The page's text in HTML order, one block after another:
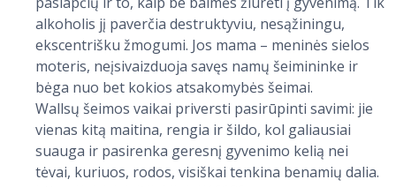
alkoholis jį paverčia destruktyviu, nesąžiningu,
ekscentrišku žmogumi. Jos mama – meninės sielos
moteris, neįsivaizduoja savęs namų šeimininke ir
bėga nuo bet kokios atsakomybės šeimai.
Wallsų šeimos vaikai priversti pasirūpinti savimi: jie
vienas kitą maitina, rengia ir šildo, kol galiausiai
suauga ir pasirenka geresnį gyvenimo kelią nei
tėvai, kuriuos, rodos, visiškai tenkina benamių dalia.